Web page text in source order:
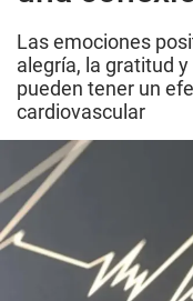
Las emociones
alegría, la gratitud
pueden tener un
cardiovascular